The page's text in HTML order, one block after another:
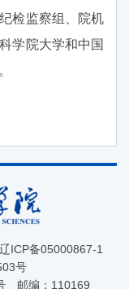
检监察组、院机
学院大学和中国
辽ICP备05000867-1
号
邮编：110169